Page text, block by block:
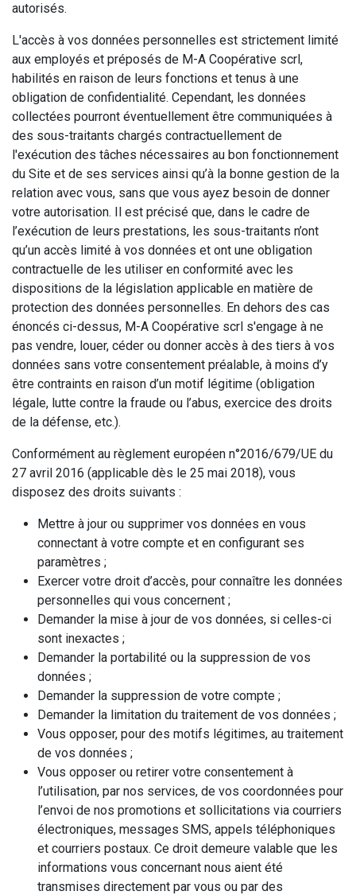
autorisés.
L'accès à vos données personnelles est strictement limité
aux employés et préposés de M-A Coopérative scrl,
habilités en raison de leurs fonctions et tenus à une
obligation de confidentialité. Cependant, les données
collectées pourront éventuellement être communiquées à
des sous-traitants chargés contractuellement de
l'exécution des tâches nécessaires au bon fonctionnement
du Site et de ses services ainsi qu’à la bonne gestion de la
relation avec vous, sans que vous ayez besoin de donner
votre autorisation. Il est précisé que, dans le cadre de
l’exécution de leurs prestations, les sous-traitants n’ont
qu’un accès limité à vos données et ont une obligation
contractuelle de les utiliser en conformité avec les
dispositions de la législation applicable en matière de
protection des données personnelles. En dehors des cas
énoncés ci-dessus, M-A Coopérative scrl s'engage à ne
pas vendre, louer, céder ou donner accès à des tiers à vos
données sans votre consentement préalable, à moins d’y
être contraints en raison d’un motif légitime (obligation
légale, lutte contre la fraude ou l’abus, exercice des droits
de la défense, etc.).
Conformément au règlement européen n°2016/679/UE du
27 avril 2016 (applicable dès le 25 mai 2018), vous
disposez des droits suivants :
Mettre à jour ou supprimer vos données en vous
connectant à votre compte et en configurant ses
paramètres ;
Exercer votre droit d’accès, pour connaître les données
personnelles qui vous concernent ;
Demander la mise à jour de vos données, si celles-ci
sont inexactes ;
Demander la portabilité ou la suppression de vos
données ;
Demander la suppression de votre compte ;
Demander la limitation du traitement de vos données ;
Vous opposer, pour des motifs légitimes, au traitement
de vos données ;
Vous opposer ou retirer votre consentement à
l’utilisation, par nos services, de vos coordonnées pour
l’envoi de nos promotions et sollicitations via courriers
électroniques, messages SMS, appels téléphoniques
et courriers postaux. Ce droit demeure valable que les
informations vous concernant nous aient été
transmises directement par vous ou par des